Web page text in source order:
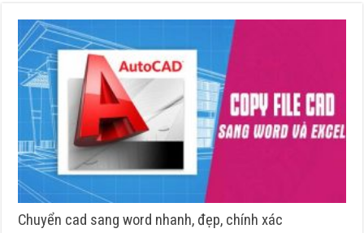
Chuyển cad sang word nhanh, đẹp, chính xác